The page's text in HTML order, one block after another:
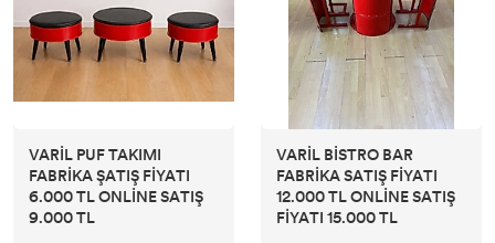
VARİL PUF TAKIMI
FABRİKA ŞATIŞ FİYATI
6.000 TL ONLİNE SATIŞ
9.000 TL
VARİL BİSTRO BAR
FABRİKA SATIŞ FİYATI
12.000 TL ONLİNE SATIŞ
FİYATI 15.000 TL